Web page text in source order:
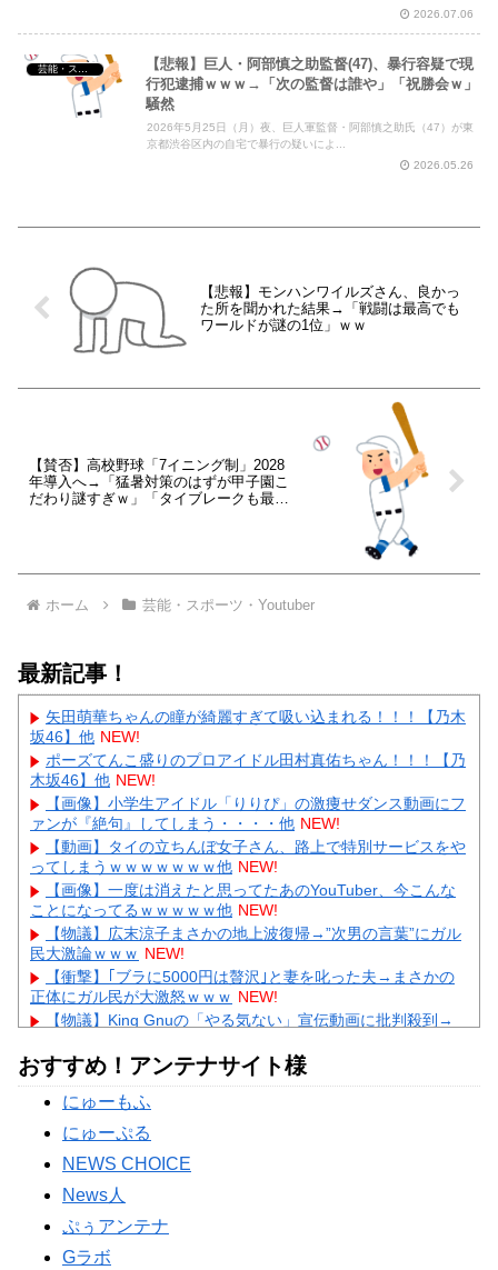
2026.07.06
【悲報】巨人・阿部慎之助監督(47)、暴行容疑で現
行犯逮捕ｗｗｗ→「次の監督は誰や」「祝勝会ｗ」
騒然
2026年5月25日（月）夜、巨人軍監督・阿部慎之助氏（47）が東
京都渋谷区内の自宅で暴行の疑いによ...
2026.05.26
【悲報】モンハンワイルズさん、良かっ
た所を聞かれた結果→「戦闘は最高でも
ワールドが謎の1位」ｗｗ
【賛否】高校野球「7イニング制」2028
年導入へ→「猛暑対策のはずが甲子園こ
だわり謎すぎｗ」「タイブレークも最初
ホーム 芸能・スポーツ・Youtuber
最新記事！
矢田萌華ちゃんの瞳が綺麗すぎて吸い込まれる！！！【乃木
坂46】他 NEW!
ポーズてんこ盛りのプロアイドル田村真佑ちゃん！！！【乃
木坂46】他 NEW!
【画像】小学生アイドル「りりぴ」の激痩せダンス動画にフ
ァンが『絶句』してしまう・・・・他 NEW!
【動画】タイの立ちんぼ女子さん、路上で特別サービスをや
ってしまうｗｗｗｗｗｗｗ他 NEW!
【画像】一度は消えたと思ってたあのYouTuber、今こんな
ことになってるｗｗｗｗｗ他 NEW!
【物議】広末涼子まさかの地上波復帰→”次男の言葉”にガル
民大激論ｗｗｗ NEW!
【衝撃】｢ブラに5000円は贅沢｣と妻を叱った夫→まさかの
正体にガル民が大激怒ｗｗｗ NEW!
【物議】King Gnuの「やる気ない」宣伝動画に批判殺到→
【続報】三山凌輝、花乃まりあと懲りずに密会継続→ガル民
「もう何回目だよ」総ツッコミｗｗｗ
【物議】板倉滉”年収7億円”報道にガル民騒然→トピ乱立に
「もういい」の声もｗｗｗ
Powered by livedoor 相互RSS
おすすめ！アンテナサイト様
にゅーもふ
にゅーぷる
NEWS CHOICE
News人
ぷぅアンテナ
Gラボ